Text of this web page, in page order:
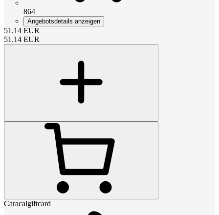
864
Angebotsdetails anzeigen
51.14 EUR
51.14 EUR
Caracalgiftcard